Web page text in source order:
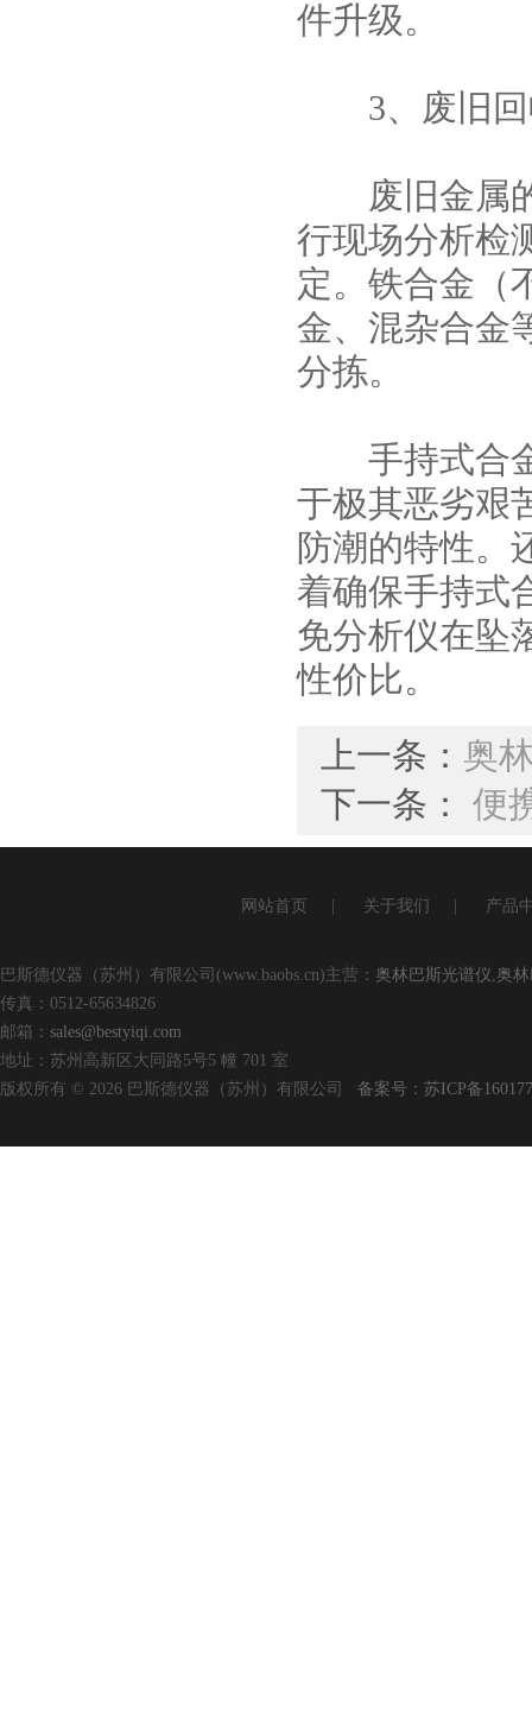
件升级。
3、废旧回
废旧金属的
行现场分析检
定。铁合金（
金、混杂合金
分拣。
手持式合金
于极其恶劣艰
防潮的特性。
着确保手持式
免分析仪在坠
性价比。
上一条： 奥
下一条： 便
网站首页 关于我们 产品
巴斯德仪器（苏州）有限公司(www.baobs.cn)主营： 奥林巴斯光谱仪,奥
传真：0512-65634826
邮箱： sales@bestyiqi.com
地址：苏州高新区大同路5号5 幢 701 室
版权所有 © 2026 巴斯德仪器（苏州）有限公司 备案号：苏ICP备